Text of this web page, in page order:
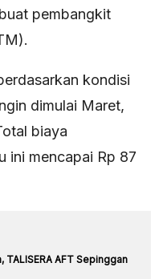
pembangkit
kondisi
dimulai Maret,
biaya
ini mencapai Rp 87
TALISERA AFT Sepinggan